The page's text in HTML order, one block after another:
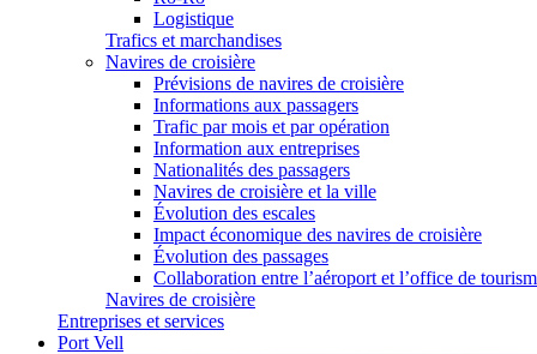
Logistique
Trafics et marchandises
Navires de croisière
Prévisions de navires de croisière
Informations aux passagers
Trafic par mois et par opération
Information aux entreprises
Nationalités des passagers
Navires de croisière et la ville
Évolution des escales
Impact économique des navires de croisière
Évolution des passages
Collaboration entre l’aéroport et l’office de
Navires de croisière
Entreprises et services
Port Vell